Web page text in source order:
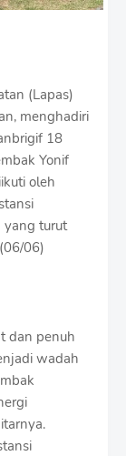
(Lapas)
menghadiri
18
Yonif
oleh
yang turut
06)
dan penuh
wadah